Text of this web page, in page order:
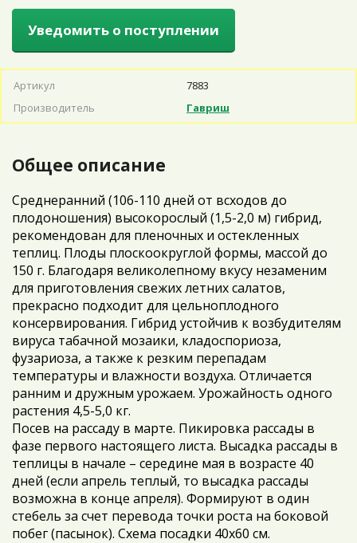
Уведомить о поступлении
Артикул
7883
Производитель
Гавриш
Общее описание
Среднеранний (106-110 дней от всходов до
плодоношения) высокорослый (1,5-2,0 м) гибрид,
рекомендован для пленочных и остекленных
теплиц. Плоды плоскоокруглой формы, массой до
150 г. Благодаря великолепному вкусу незаменим
для приготовления свежих летних салатов,
прекрасно подходит для цельноплодного
консервирования. Гибрид устойчив к возбудителям
вируса табачной мозаики, кладоспориоза,
фузариоза, а также к резким перепадам
температуры и влажности воздуха. Отличается
ранним и дружным урожаем. Урожайность одного
растения 4,5-5,0 кг.
Посев на рассаду в марте. Пикировка рассады в
фазе первого настоящего листа. Высадка рассады в
теплицы в начале – середине мая в возрасте 40
дней (если апрель теплый, то высадка рассады
возможна в конце апреля). Формируют в один
стебель за счет перевода точки роста на боковой
побег (пасынок). Схема посадки 40х60 см.